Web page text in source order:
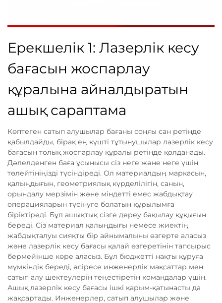
Ерекшелік 1: Лазерлік кесу
бағасын жоспарлау
құралына айналдыратын
ашық сараптама
Көптеген сатып алушылар бағаны соңғы сан ретінде
қабылдайды, бірақ ең күшті тұтынушылар лазерлік кесу
бағасын толық жоспарлау құралы ретінде қолданады.
Дәлелденген баға ұсынысы сіз неге және неге үшін
төлейтініңізді түсіндіреді. Ол материалдың маркасын,
қалыңдығын, геометриялық күрделілігін, санын,
орындалу мерзімін және міндетті емес жабдықтау
операцияларын түсінуге болатын құрылымға
біріктіреді. Бұл ашықтық сізге дереу бақылау құқығын
береді. Сіз материал қалыңдығы немесе жиектің
жабдықталуы сияқты бір айнымалыны өзгерте аласыз
және лазерлік кесу бағасы қалай өзгеретінін тапсырыс
бермейінше көре аласыз. Бұл бюджетті нақты құруға
мүмкіндік береді, әсіресе инженерлік мақсаттар мен
сатып алу шектеулерін теңестіретін командалар үшін.
Ашық лазерлік кесу бағасы ішкі қарым-қатынасты да
жақсартады. Инженерлер, сатып алушылар және